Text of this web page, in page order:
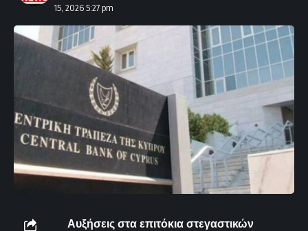
15, 2026 5:27 pm
Αυξήσεις στα επιτόκια στεγαστικών